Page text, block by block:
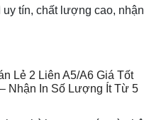
uy tín, chất lượng cao, nhận
Lẻ 2 Liên A5/A6 Giá Tốt
Nhận In Số Lượng Ít Từ 5